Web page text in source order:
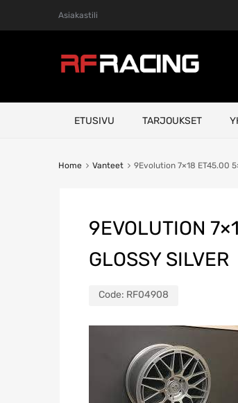
Asiakastili
ETUSIVU TARJOUKSET
Home Vanteet 9Evolution 7×18 ET45.00
9EVOLUTION
GLOSSY SILVER
Code: RF04908